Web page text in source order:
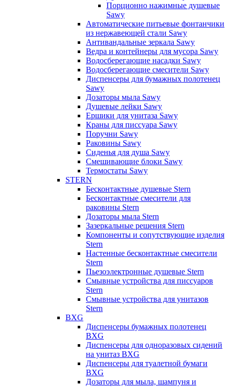
Порционно нажимные душевые
Sawy
Автоматические питьевые фонтанчики
из нержавеющей стали Sawy
Антивандальные зеркала Sawy
Ведра и контейнеры для мусора Sawy
Водосберегающие насадки Sawy
Водосберегающие смесители Sawy
Диспенсеры для бумажных полотенец
Sawy
Дозаторы мыла Sawy
Душевые лейки Sawy
Ершики для унитаза Sawy
Краны для писсуара Sawy
Поручни Sawy
Раковины Sawy
Сиденья для душа Sawy
Смешивающие блоки Sawy
Термостаты Sawy
STERN
Бесконтактные душевые Stern
Бесконтактные смесители для
раковины Stern
Дозаторы мыла Stern
Зазеркальные решения Stern
Компоненты и сопутствующие изделия
Stern
Настенные бесконтактные смесители
Stern
Пьезоэлектронные душевые Stern
Смывные устройства для писсуаров
Stern
Смывные устройства для унитазов
Stern
BXG
Диспенсеры бумажных полотенец
BXG
Диспенсеры для одноразовых сидений
на унитаз BXG
Диспенсеры для туалетной бумаги
BXG
Дозаторы для мыла, шампуня и